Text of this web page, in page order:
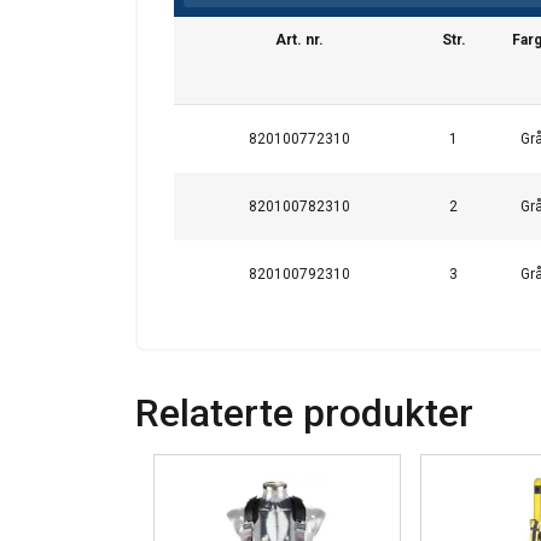
Art. nr. Str.
820100772310 1 Grå
820100782310 2 Grå
820100792310 3 Grå
Relaterte produkter
This website
your use of our
information that